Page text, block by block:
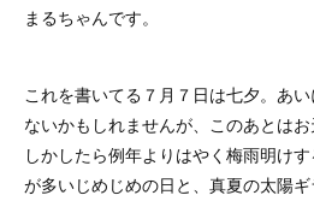
まるちゃんです。
これを書いてる７月７日は七夕。あ
ないかもしれませんが、このあとは
しかしたら例年よりはやく梅雨明け
が多いじめじめの日と、真夏の太陽